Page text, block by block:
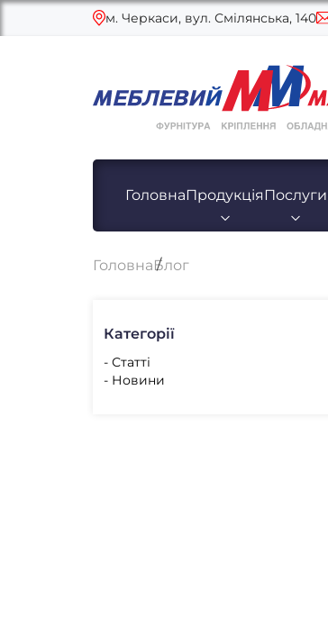
м. Черкаси, вул. Смілянська, 140
ГоловнаПродукція Послуги
ГоловнаБлог
Категорії
- Статті
- Новини